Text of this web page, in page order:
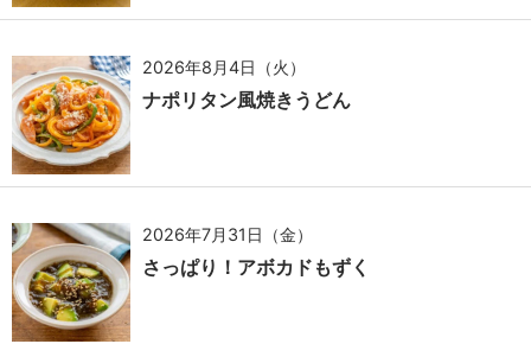
2026年8月4日（火）
ナポリタン風焼きうどん
2026年7月31日（金）
さっぱり！アボカドもずく